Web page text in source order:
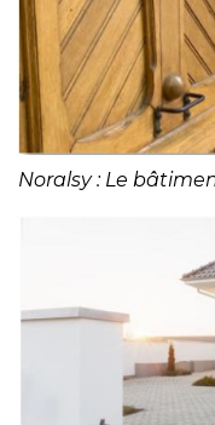
Noralsy : Le